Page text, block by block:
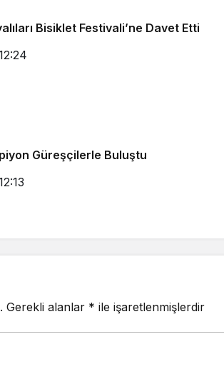
Bisiklet Festivali’ne Davet Etti
Güreşçilerle Buluştu
Gerekli alanlar * ile işaretlenmişlerdir